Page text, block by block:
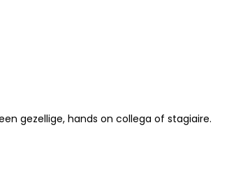
gezellige, hands on collega of stagiaire.